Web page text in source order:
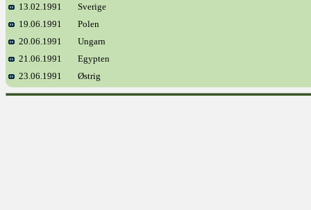
13.02.1991
Sverige
19.06.1991
Polen
20.06.1991
Ungarn
21.06.1991
Egypten
23.06.1991
Østrig